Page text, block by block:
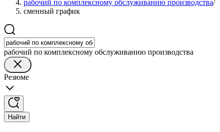
рабочий по комплексному обслуживанию производства/
сменный график
рабочий по комплексному обслуживанию производства
Резюме
Найти